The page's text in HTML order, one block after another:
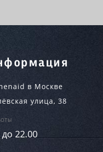
в Москве
улица, 38
22.00